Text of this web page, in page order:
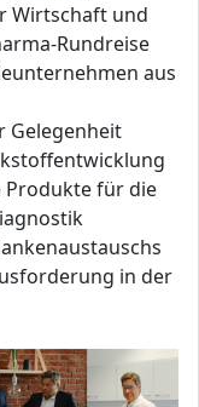
Wirtschaft und
Rundreise
aus
Gelegenheit
Produkte für die
in der